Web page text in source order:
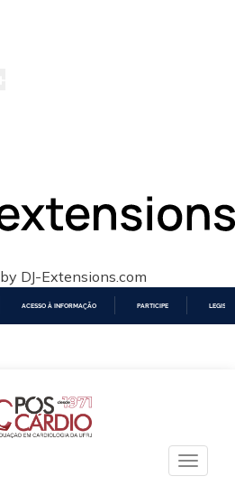
by DJ-Extensions.com
ACESSO À INFORMAÇÃO PARTICIPE
Toggle